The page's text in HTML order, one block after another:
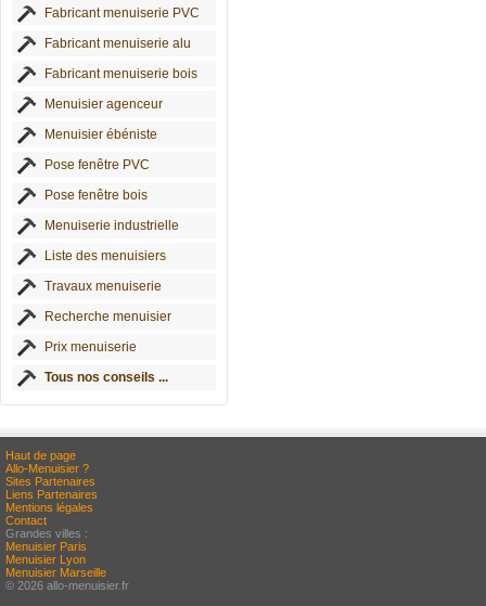
Fabricant menuiserie PVC
Fabricant menuiserie alu
Fabricant menuiserie bois
Menuisier agenceur
Menuisier ébéniste
Pose fenêtre PVC
Pose fenêtre bois
Menuiserie industrielle
Liste des menuisiers
Travaux menuiserie
Recherche menuisier
Prix menuiserie
Tous nos conseils ...
Haut de page
Allo-Menuisier ?
Sites Partenaires
Liens Partenaires
Mentions légales
Contact
Grandes villes :
Menuisier Paris
Menuisier Lyon
Menuisier Marseille
© 2026 allo-menuisier.fr